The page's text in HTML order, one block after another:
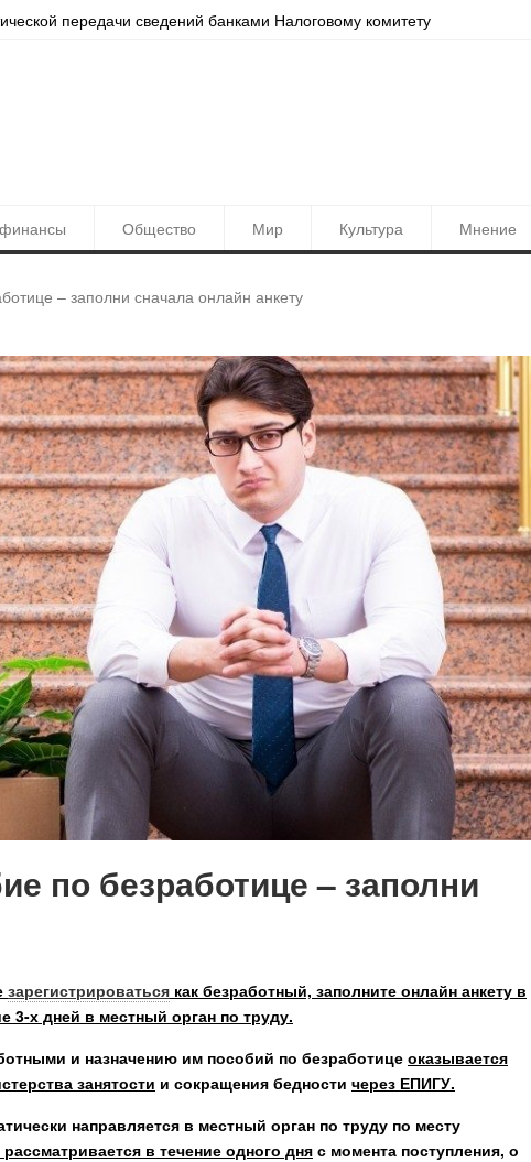
обновлён в Yandex Maps
Общество Мир Культура Мнение
– заполни сначала онлайн анкету
по безработице – заполни
зарегистрироваться как безработный, заполните онлайн анкету в
3-х дней в местный орган по труду.
и назначению им пособий по безработице оказывается
занятости и сокращения бедности через ЕПИГУ.
направляется в местный орган по труду по месту
рассматривается в течение одного дня с момента поступления, о